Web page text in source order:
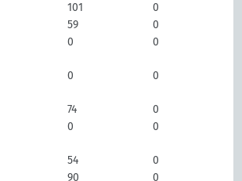
101
0
59
0
0 0
0 0
74
0
0 0
54
0
90
0